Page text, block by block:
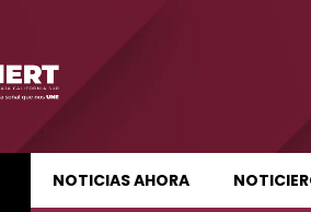
NOTICIAS AHORA